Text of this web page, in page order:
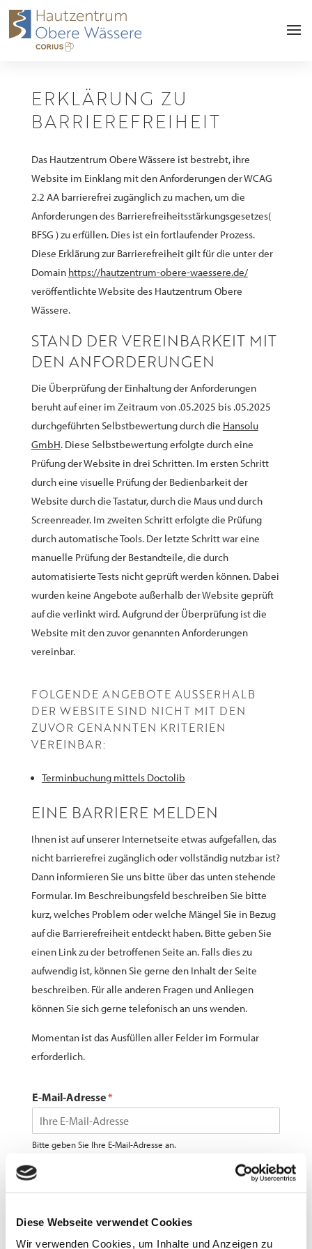
Diese Webseite verwendet Cookies
Wir verwenden Cookies, um Inhalte und Anzeigen zu
ERKLÄRUNG ZU
BARRIEREFREIHEIT
Das Hautzentrum Obere Wässere ist bestrebt, ihre
Website im Einklang mit den Anforderungen der WCAG
2.2 AA barrierefrei zugänglich zu machen, um die
Anforderungen des Barrierefreiheitsstärkungsgesetzes(
BFSG ) zu erfüllen. Dies ist ein fortlaufender Prozess.
Diese Erklärung zur Barrierefreiheit gilt für die unter der
Domain https://hautzentrum-obere-waessere.de/
veröffentlichte Website des Hautzentrum Obere
Wässere.
STAND DER VEREINBARKEIT MIT
DEN ANFORDERUNGEN
Die Überprüfung der Einhaltung der Anforderungen
beruht auf einer im Zeitraum von .05.2025 bis .05.2025
durchgeführten Selbstbewertung durch die Hansolu
GmbH. Diese Selbstbewertung erfolgte durch eine
Prüfung der Website in drei Schritten. Im ersten Schritt
durch eine visuelle Prüfung der Bedienbarkeit der
Website durch die Tastatur, durch die Maus und durch
Screenreader. Im zweiten Schritt erfolgte die Prüfung
durch automatische Tools. Der letzte Schritt war eine
manuelle Prüfung der Bestandteile, die durch
automatisierte Tests nicht geprüft werden können. Dabei
wurden keine Angebote außerhalb der Website geprüft
auf die verlinkt wird. Aufgrund der Überprüfung ist die
Website mit den zuvor genannten Anforderungen
vereinbar.
FOLGENDE ANGEBOTE AUSSERHALB D
ER WEBSITE SIND NICHT MIT DEN Z
UVOR GENANNTEN KRITERIEN V
EREINBAR:
Terminbuchung mittels Doctolib
EINE BARRIERE MELDEN
Ihnen ist auf unserer Internetseite etwas aufgefallen, das
nicht barrierefrei zugänglich oder vollständig nutzbar ist?
Dann informieren Sie uns bitte über das unten stehende
Formular. Im Beschreibungsfeld beschreiben Sie bitte
kurz, welches Problem oder welche Mängel Sie in Bezug
auf die Barrierefreiheit entdeckt haben. Bitte geben Sie
einen Link zu der betroffenen Seite an. Falls dies zu
aufwendig ist, können Sie gerne den Inhalt der Seite
beschreiben. Für alle anderen Fragen und Anliegen
können Sie sich gerne telefonisch an uns wenden.
Momentan ist das Ausfüllen aller Felder im Formular
erforderlich.
E-Mail-Adresse*
Bitte geben Sie Ihre E-Mail-Adresse an.
Link der Seite, auf der Sie die Barriere gefunden